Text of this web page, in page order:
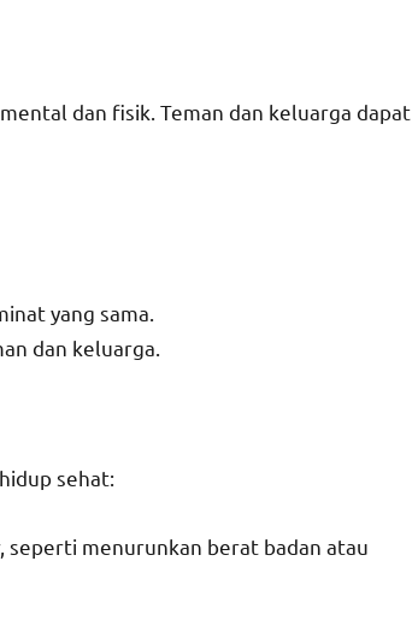
dan fisik. Teman dan keluarga dapat
yang sama.
dan keluarga.
sehat:
menurunkan berat badan atau